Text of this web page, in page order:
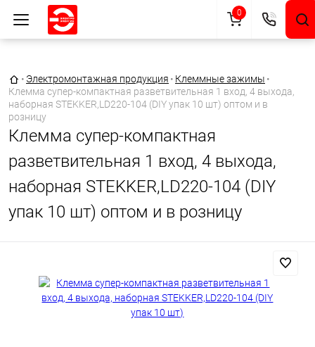
Главная страница
• Электромонтажная продукция • Клеммные зажимы •
Клемма супер-компактная разветвительная 1 вход, 4 выхода,
наборная STEKKER,LD220-104 (DIY упак 10 шт) оптом и в
розницу
Клемма супер-компактная
разветвительная 1 вход, 4 выхода,
наборная STEKKER,LD220-104 (DIY
упак 10 шт) оптом и в розницу
0